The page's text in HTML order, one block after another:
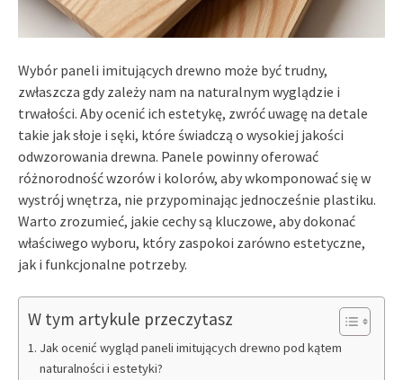
Wybór paneli imitujących drewno może być trudny,
zwłaszcza gdy zależy nam na naturalnym wyglądzie i
trwałości. Aby ocenić ich estetykę, zwróć uwagę na detale
takie jak słoje i sęki, które świadczą o wysokiej jakości
odwzorowania drewna. Panele powinny oferować
różnorodność wzorów i kolorów, aby wkomponować się w
wystrój wnętrza, nie przypominając jednocześnie plastiku.
Warto zrozumieć, jakie cechy są kluczowe, aby dokonać
właściwego wyboru, który zaspokoi zarówno estetyczne,
jak i funkcjonalne potrzeby.
W tym artykule przeczytasz
Jak ocenić wygląd paneli imitujących drewno pod kątem
naturalności i estetyki?